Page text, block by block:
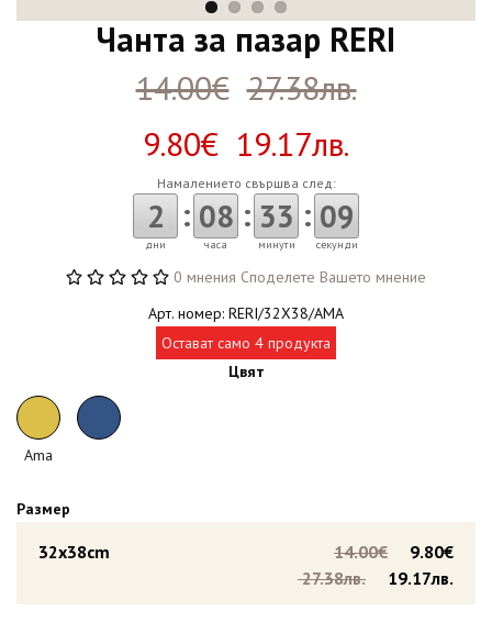
Чанта за пазар RERI
14.00€ 27.38лв.
9.80€ 19.17лв.
Намалението свършва след:
2
дни
: 08
часа
: 33
минути
: 08
секунди
0 мнения Споделете Вашето мнение
Арт. номер: RERI/32X38/AMA
Остават само 4 продукта
Цвят
Ama
Размер
32x38cm 9.80€
14.00€
19.17лв.
27.38лв.